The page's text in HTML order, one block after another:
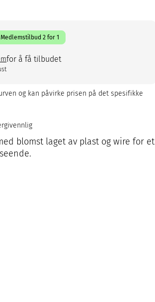
Medlemstilbud 2 for 1
for å få tilbudet
og kan påvirke prisen på det spesifikke
blomst laget av plast og wire for et